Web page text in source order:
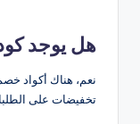
هل يوجد
نعم، هناك أكواد
تخفيضات على